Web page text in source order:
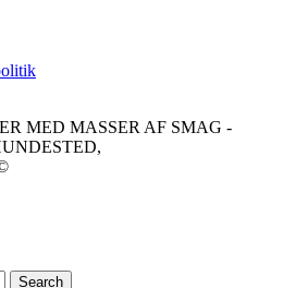
MED MASSER AF SMAG -